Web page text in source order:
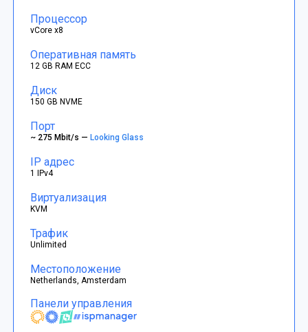
Процессор
vCore x8
Оперативная память
12 GB RAM ECC
Диск
150 GB NVME
Порт
~ 275 Mbit/s —Looking Glass
IP адрес
1 IPv4
Виртуализация
KVM
Трафик
Unlimited
Местоположение
Netherlands, Amsterdam
Панели управления